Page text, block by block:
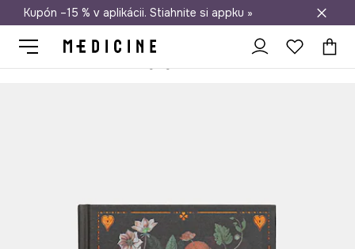
Doprava zadarmo od 50 €
Kupón –15 % v aplikácii. Stiahnite si appku »